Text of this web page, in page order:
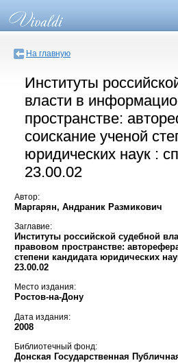
На главную
Институты
власти в
пространстве:
соискание ученой
юридических наук :
23.00.02
Автор:
Маргарян, Андраник Размикович
Заглавие:
Институты российской судебной
правовом пространстве:
степени кандидата юридических
23.00.02
Место издания:
Ростов-на-Дону
Дата издания:
2008
Библиотечный фонд:
Донская Государственная